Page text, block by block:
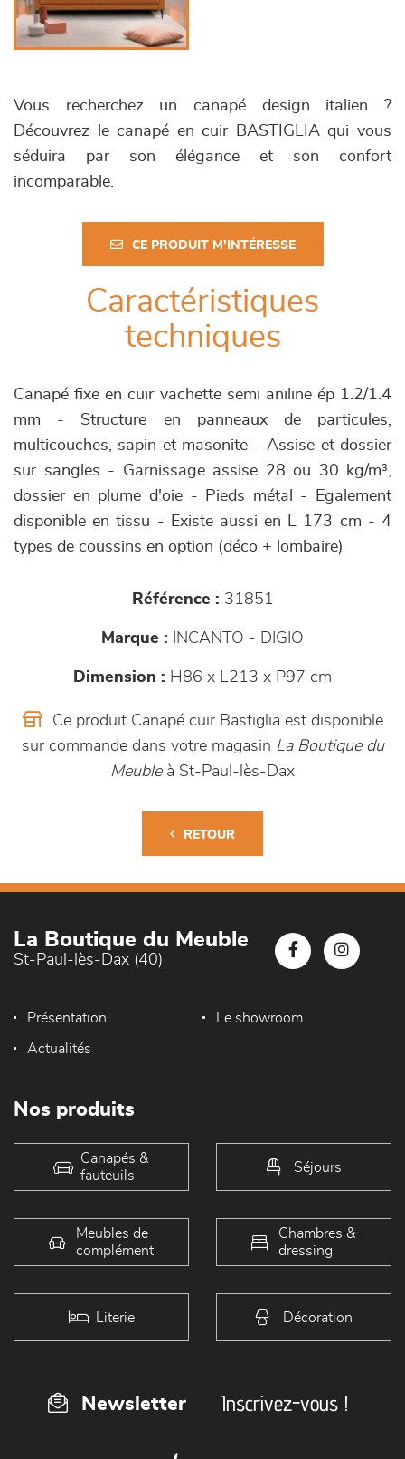
Vous recherchez un canapé design italien ?
Découvrez le canapé en cuir BASTIGLIA qui vous
séduira par son élégance et son confort
incomparable.
CE PRODUIT M'INTÉRESSE
Caractéristiques
techniques
Canapé fixe en cuir vachette semi aniline ép 1.2/1.4
mm - Structure en panneaux de particules,
multicouches, sapin et masonite - Assise et dossier
sur sangles - Garnissage assise 28 ou 30 kg/m³,
dossier en plume d'oie - Pieds métal - Egalement
disponible en tissu - Existe aussi en L 173 cm - 4
types de coussins en option (déco + lombaire)
Référence : 31851
Marque : INCANTO - DIGIO
Dimension : H86 x L213 x P97 cm
Ce produit Canapé cuir Bastiglia est disponible
sur commande dans votre magasin La Boutique du
Meubleà St-Paul-lès-Dax
RETOUR
La Boutique du Meuble
St-Paul-lès-Dax (40)
Présentation Le showroom
Actualités
Nos produits
Canapés &
fauteuils
Séjours
Meubles de
complément
Chambres &
dressing
Literie Décoration
Newsletter Inscrivez-vous !